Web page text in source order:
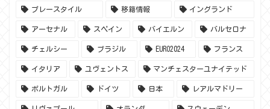
プレースタイル 移籍情報 イングランド
アーセナル スペイン バイエルン バルセロナ
チェルシー ブラジル EURO2024 フランス
イタリア ユヴェントス マンチェスターユナイテッド
ポルトガル ドイツ 日本 レアルマドリー